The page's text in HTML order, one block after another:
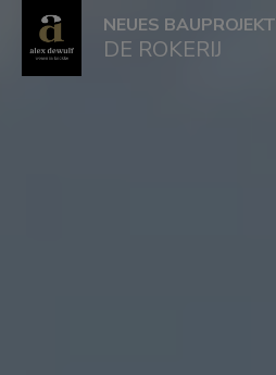
NEUES BAUPROJEKT
DE ROKERIJ